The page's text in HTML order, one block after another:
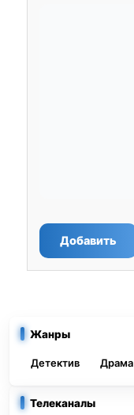
Добавить
Жанры
Детектив Драма
Телеканалы